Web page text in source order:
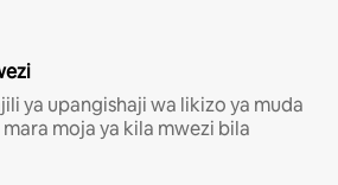
ya upangishaji wa likizo ya muda
moja ya kila mwezi bila